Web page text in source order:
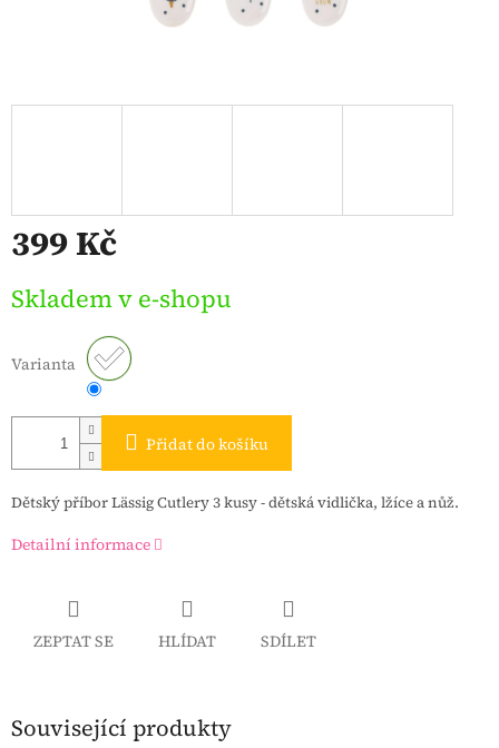
399 Kč
cena:
Skladem v e-shopu
Varianta
Přidat do košíku
Dětský příbor Lässig Cutlery 3 kusy - dětská vidlička, lžíce a nůž.
Detailní informace
ZEPTAT SE HLÍDAT SDÍLET
Související produkty